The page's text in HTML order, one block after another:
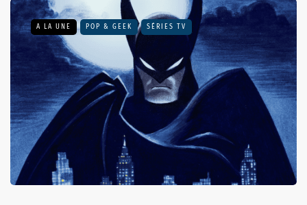
A LA UNE POP & GEEK SÉRIES TV